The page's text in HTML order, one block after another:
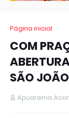
Página inicial
COM
SÃO
Apuarema